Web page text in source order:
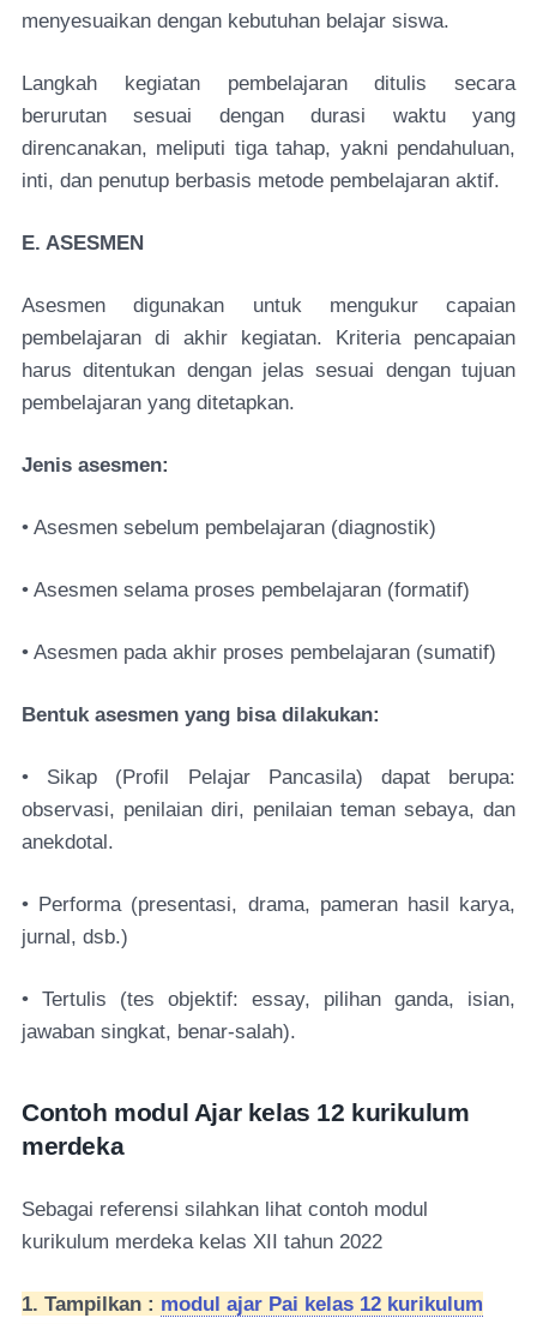
menyesuaikan dengan kebutuhan belajar siswa.
Langkah kegiatan pembelajaran ditulis secara
berurutan sesuai dengan durasi waktu yang
direncanakan, meliputi tiga tahap, yakni pendahuluan,
inti, dan penutup berbasis metode pembelajaran aktif.
E. ASESMEN
Asesmen digunakan untuk mengukur capaian
pembelajaran di akhir kegiatan. Kriteria pencapaian
harus ditentukan dengan jelas sesuai dengan tujuan
pembelajaran yang ditetapkan.
Jenis asesmen:
• Asesmen sebelum pembelajaran (diagnostik)
• Asesmen selama proses pembelajaran (formatif)
• Asesmen pada akhir proses pembelajaran (sumatif)
Bentuk asesmen yang bisa dilakukan:
• Sikap (Profil Pelajar Pancasila) dapat berupa:
observasi, penilaian diri, penilaian teman sebaya, dan
anekdotal.
• Performa (presentasi, drama, pameran hasil karya,
jurnal, dsb.)
• Tertulis (tes objektif: essay, pilihan ganda, isian,
jawaban singkat, benar-salah).
Contoh modul Ajar kelas 12 kurikulum
merdeka
Sebagai referensi silahkan lihat contoh modul
kurikulum merdeka kelas XII tahun 2022
1. Tampilkan : modul ajar Pai kelas 12 kurikulum